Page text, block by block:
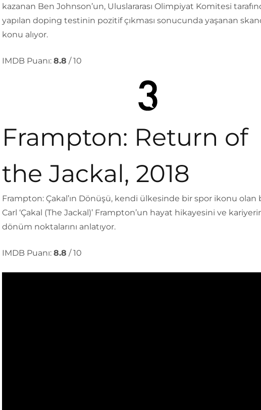
kazanan Ben Johnson’un, Uluslararası Olimpiyat Komitesi
yapılan doping testinin pozitif çıkması sonucunda yaşanan
konu alıyor.
IMDB Puanı: 8.8 / 10
Frampton: Return of
the Jackal, 2018
Frampton: Çakal’ın Dönüşü, kendi ülkesinde bir spor ikonu olan
Carl ‘Çakal (The Jackal)’ Frampton’un hayat hikayesini ve
dönüm noktalarını anlatıyor.
IMDB Puanı: 8.8 / 10